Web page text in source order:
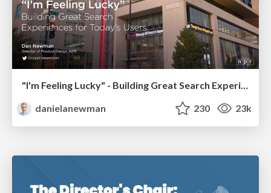
danielanewman
230 23k